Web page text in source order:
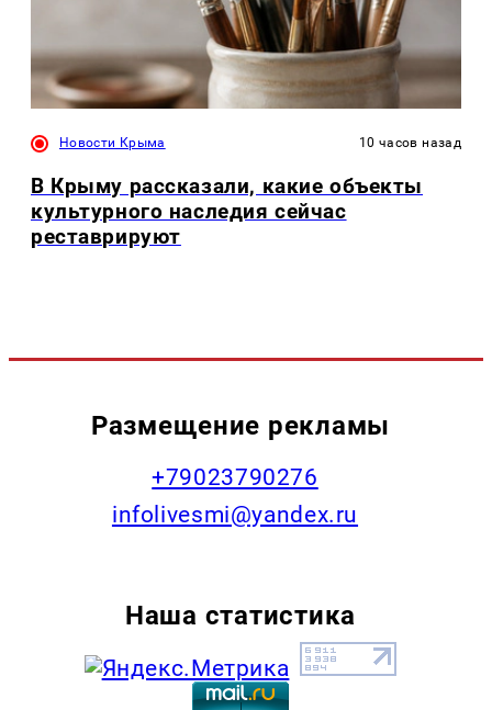
Новости Крыма 10 часов назад
В Крыму рассказали, какие объекты
культурного наследия сейчас
реставрируют
Размещение рекламы
+79023790276
infolivesmi@yandex.ru
Наша статистика